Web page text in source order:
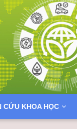
CỨU KHOA HỌC